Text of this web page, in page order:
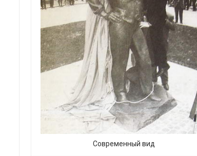
Современный вид